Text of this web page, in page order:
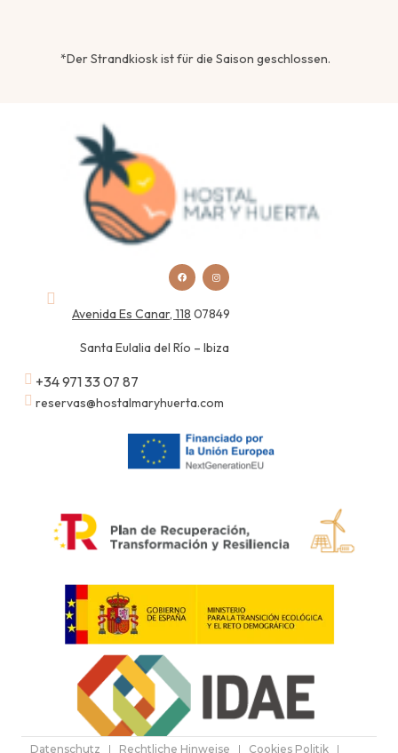
*Der Strandkiosk ist für die Saison geschlossen.
Avenida Es Canar, 118 07849
Santa Eulalia del Río – Ibiza
+34 971 33 07 87
reservas@hostalmaryhuerta.com
Datenschutz Rechtliche Hinweise Cookies Politik